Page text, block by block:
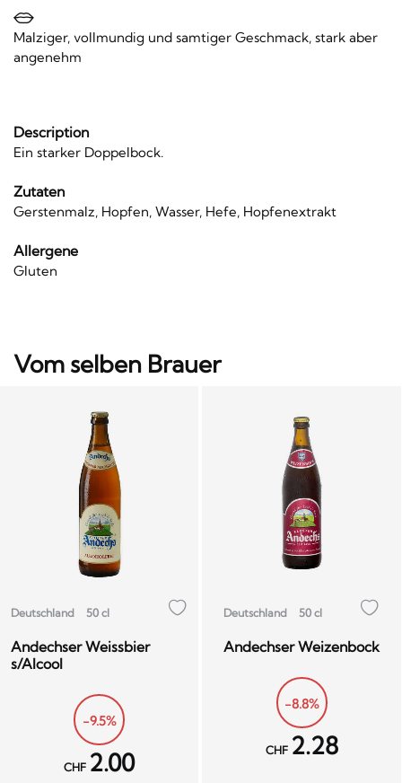
Malziger, vollmundig und samtiger Geschmack, stark aber
angenehm
Description
Ein starker Doppelbock.
Zutaten
Gerstenmalz, Hopfen, Wasser, Hefe, Hopfenextrakt
Allergene
Gluten
Vom selben Brauer
Deutschland 50 cl
Andechser Weissbier
s/Alcool
-9.5%
CHF 2.00
Deutschland 50 cl
Andechser Weizenbock
-8.8%
CHF 2.28